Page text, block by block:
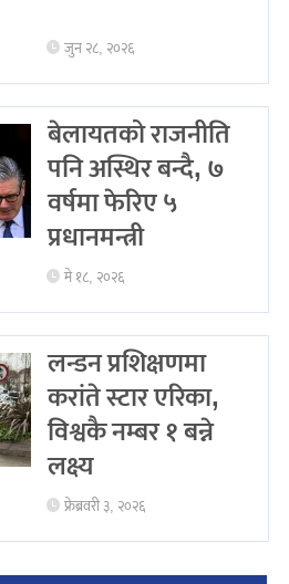
जुन २८, २०२६
बेलायतको राजनीति
पनि अस्थिर बन्दै, ७
वर्षमा फेरिए ५
प्रधानमन्त्री
मे १८, २०२६
लन्डन प्रशिक्षणमा
करांते स्टार एरिका,
विश्वकै नम्बर १ बन्ने
लक्ष्य
फ्रेब्रवरी ३, २०२६